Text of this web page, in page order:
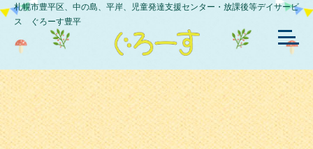
札幌市豊平区、中の島、平岸、児童発達支援センター・放課後等デイサービ
ス ぐろーす豊平